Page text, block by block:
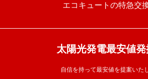
エコキュートの特急交
太陽光発電最安値
自信を持って最安値を提案いた